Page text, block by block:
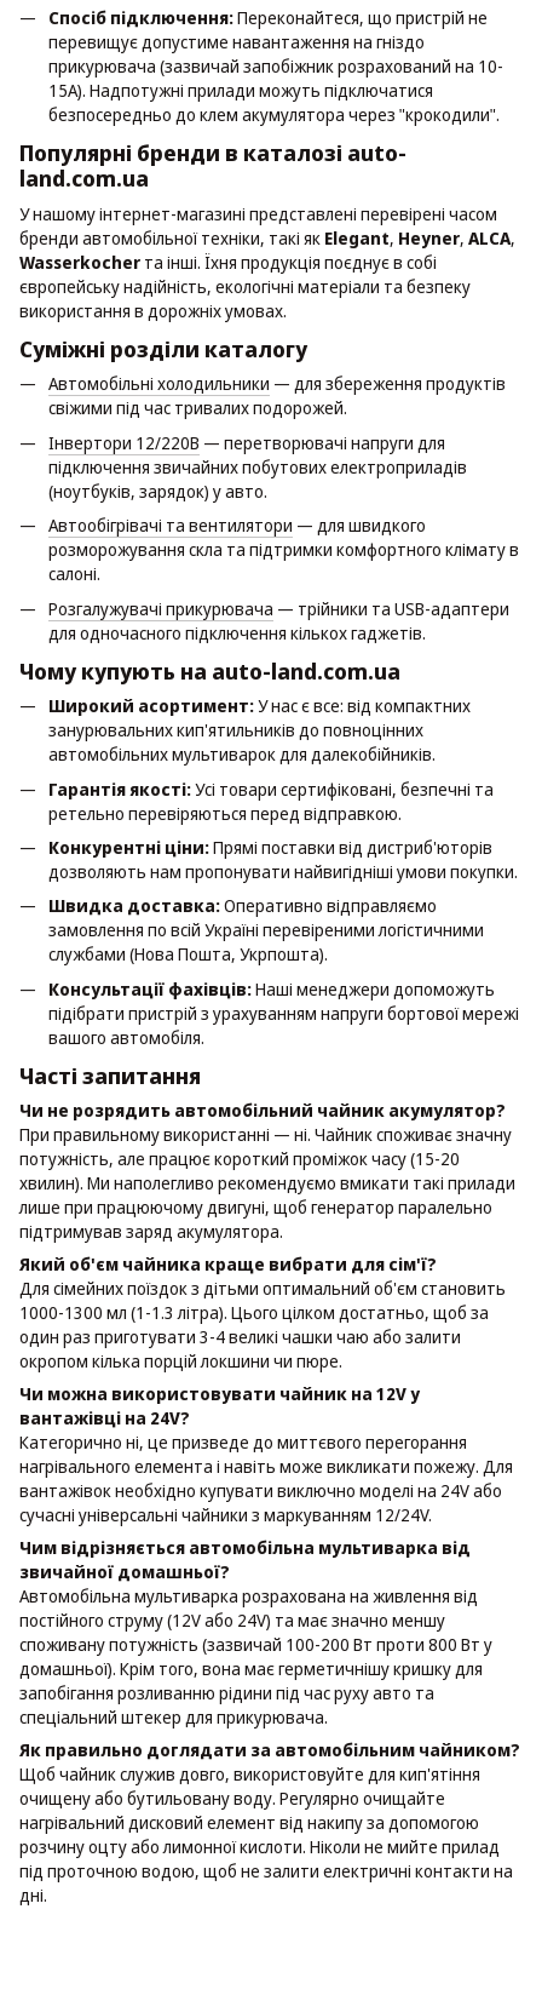
Спосіб підключення:Переконайтеся, що пристрій не
перевищує допустиме навантаження на гніздо
прикурювача (зазвичай запобіжник розрахований на 10-
15А). Надпотужні прилади можуть підключатися
безпосередньо до клем акумулятора через "крокодили".
Популярні бренди в каталозі auto-
land.com.ua
У нашому інтернет-магазині представлені перевірені часом
бренди автомобільної техніки, такі як Elegant, Heyner, ALCA,
Wasserkocher та інші. Їхня продукція поєднує в собі
європейську надійність, екологічні матеріали та безпеку
використання в дорожніх умовах.
Суміжні розділи каталогу
Автомобільні холодильники — для збереження продуктів
свіжими під час тривалих подорожей.
Інвертори 12/220В — перетворювачі напруги для
підключення звичайних побутових електроприладів
(ноутбуків, зарядок) у авто.
Автообігрівачі та вентилятори — для швидкого
розморожування скла та підтримки комфортного клімату в
салоні.
Розгалужувачі прикурювача — трійники та USB-адаптери
для одночасного підключення кількох гаджетів.
Чому купують на auto-land.com.ua
Широкий асортимент:У нас є все: від компактних
занурювальних кип'ятильників до повноцінних
автомобільних мультиварок для далекобійників.
Гарантія якості:Усі товари сертифіковані, безпечні та
ретельно перевіряються перед відправкою.
Конкурентні ціни:Прямі поставки від дистриб'юторів
дозволяють нам пропонувати найвигідніші умови покупки.
Швидка доставка:Оперативно відправляємо
замовлення по всій Україні перевіреними логістичними
службами (Нова Пошта, Укрпошта).
Консультації фахівців:Наші менеджери допоможуть
підібрати пристрій з урахуванням напруги бортової мережі
вашого автомобіля.
Часті запитання
Чи не розрядить автомобільний чайник акумулятор?
При правильному використанні — ні. Чайник споживає значну
потужність, але працює короткий проміжок часу (15-20
хвилин). Ми наполегливо рекомендуємо вмикати такі прилади
лише при працюючому двигуні, щоб генератор паралельно
підтримував заряд акумулятора.
Який об'єм чайника краще вибрати для сім'ї?
Для сімейних поїздок з дітьми оптимальний об'єм становить
1000-1300 мл (1-1.3 літра). Цього цілком достатньо, щоб за
один раз приготувати 3-4 великі чашки чаю або залити
окропом кілька порцій локшини чи пюре.
Чи можна використовувати чайник на 12V у
вантажівці на 24V?
Категорично ні, це призведе до миттєвого перегорання
нагрівального елемента і навіть може викликати пожежу. Для
вантажівок необхідно купувати виключно моделі на 24V або
сучасні універсальні чайники з маркуванням 12/24V.
Чим відрізняється автомобільна мультиварка від
звичайної домашньої?
Автомобільна мультиварка розрахована на живлення від
постійного струму (12V або 24V) та має значно меншу
споживану потужність (зазвичай 100-200 Вт проти 800 Вт у
домашньої). Крім того, вона має герметичнішу кришку для
запобігання розливанню рідини під час руху авто та
спеціальний штекер для прикурювача.
Як правильно доглядати за автомобільним чайником?
Щоб чайник служив довго, використовуйте для кип'ятіння
очищену або бутильовану воду. Регулярно очищайте
нагрівальний дисковий елемент від накипу за допомогою
розчину оцту або лимонної кислоти. Ніколи не мийте прилад
під проточною водою, щоб не залити електричні контакти на
дні.